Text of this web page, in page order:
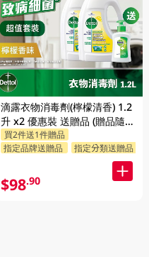
滴露衣物消毒劑(檸檬清香) 1.2
升 x2 優惠裝 送贈品 (贈品隨機
發送)
買2件送1件贈品
指定品牌送贈品
指定分類送贈品
$98.90